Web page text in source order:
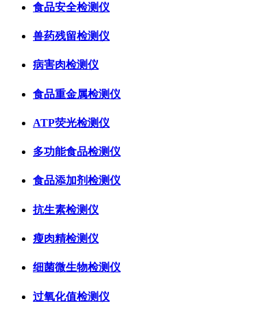
食品安全检测仪
兽药残留检测仪
病害肉检测仪
食品重金属检测仪
ATP荧光检测仪
多功能食品检测仪
食品添加剂检测仪
抗生素检测仪
瘦肉精检测仪
细菌微生物检测仪
过氧化值检测仪